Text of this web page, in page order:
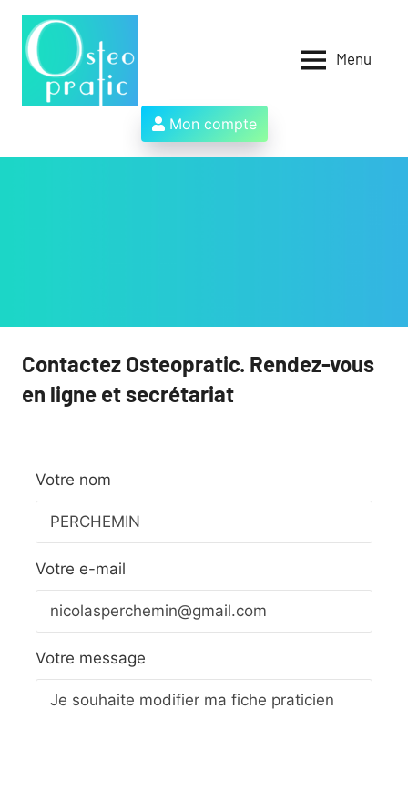
Aller
contenu
des
ostéopathes
et
Menu
Mon compte
Contactez Osteopratic. Rendez-vous
en ligne et secrétariat
Votre nom
Votre e-mail
Votre message